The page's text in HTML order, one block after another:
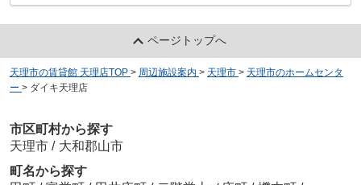
ページトップへ
天理市の賃貸館 天理店TOP > 周辺施設案内 > 天理市 > 天理市のホームセンタ
ー > ダイキ天理店
市区町村から探す
天理市 / 大和郡山市
町名から探す